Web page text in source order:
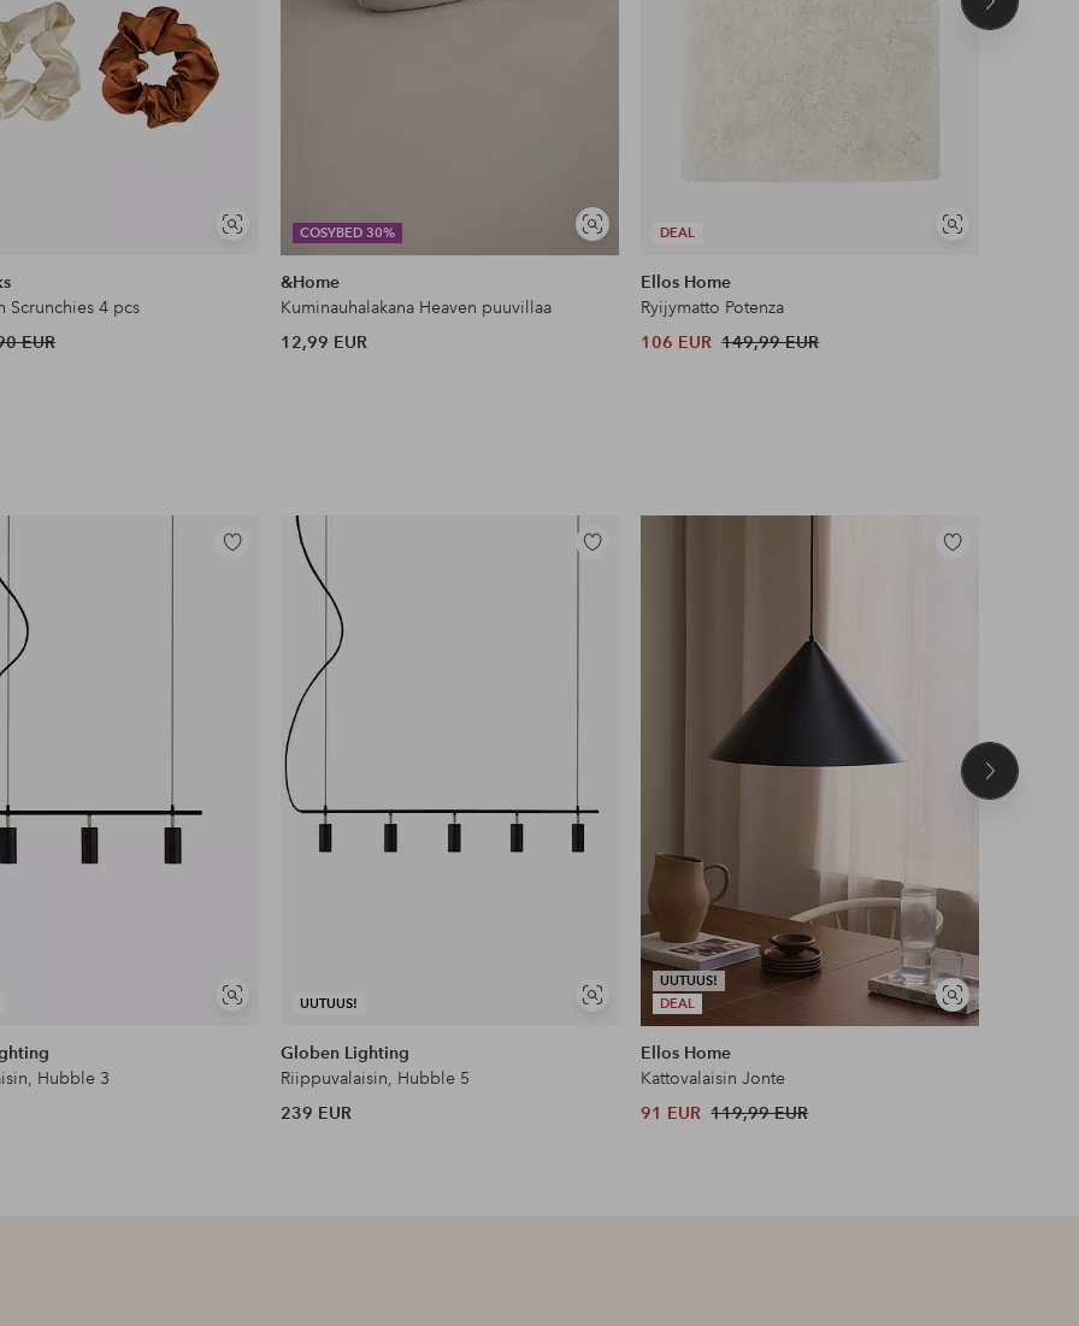
Näytä
samankaltaisia
Scrunchies 4 pcs
EUR
COSYBED 30%
Näytä
samankaltaisia
&Home
Kuminauhalakana Heaven puuvillaa
12,99 EUR
DEAL
Näytä
Ellos Home
Ryijymatto Potenza
106 EUR 149,99 EUR
Seuraava
Näytä
Lisää
Hubble 3
UUTUUS!
Näytä
samankaltaisia
Lisää
Globen Lighting
Riippuvalaisin, Hubble 5
239 EUR
UUTUUS!
DEAL
Näytä
samankaltaisia
Lisää
Ellos Home
Kattovalaisin Jonte
91 EUR 119,99 EUR
Seuraava